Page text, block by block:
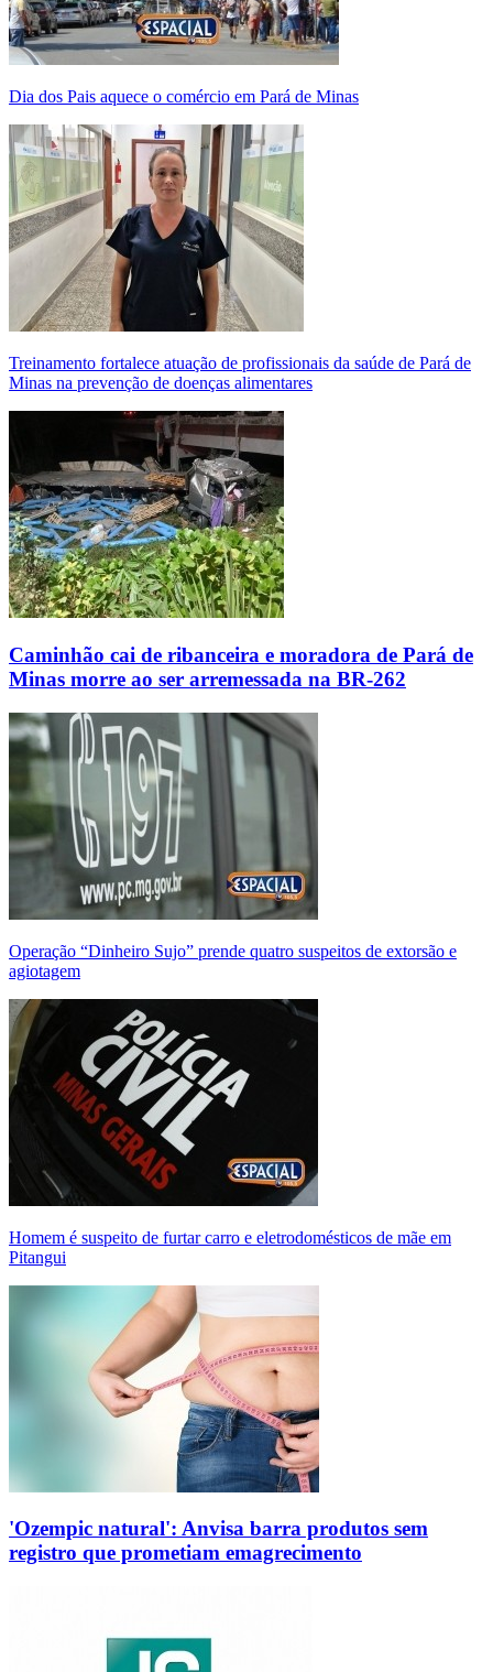
Dia dos Pais aquece o comércio em Pará de Minas
Treinamento fortalece atuação de profissionais da saúde de Pará de
Minas na prevenção de doenças alimentares
Caminhão cai de ribanceira e moradora de Pará de
Minas morre ao ser arremessada na BR-262
Operação “Dinheiro Sujo” prende quatro suspeitos de extorsão e
agiotagem
Homem é suspeito de furtar carro e eletrodomésticos de mãe em
Pitangui
'Ozempic natural': Anvisa barra produtos sem
registro que prometiam emagrecimento